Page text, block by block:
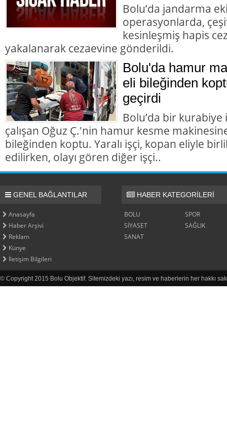
Bolu’da jandarma
operasyonlarda,
kesinleşmiş hapis
yakalanarak cezaevine gönderildi.
Bolu'da hamur
eli bileğinden
geçirdi
Bolu’da bir
çalışan Oğuz Ç.'nin hamur kesme
bileğinden koptu. Yaralı işçi, kopan eliyle
edilirken, olayı gören diğer işçi..
GENEL BAĞLANTILAR
Anasayfa
Haber Arşivi
Reklam
Künye
İletişim Bilgileri
HABER KATEGORİLERİ
BOLU
SPOR
SİYASET
SAĞLIK
SANAT
© Copyright 2015 Bolu Objektif. Sitemizdeki yazı, resim ve haberlerin her hakkı